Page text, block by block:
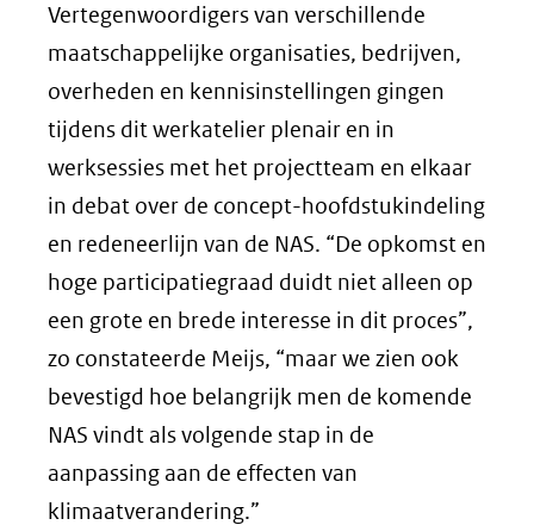
Vertegenwoordigers van verschillende
maatschappelijke organisaties, bedrijven,
overheden en kennisinstellingen gingen
tijdens dit werkatelier plenair en in
werksessies met het projectteam en elkaar
in debat over de concept-hoofdstukindeling
en redeneerlijn van de NAS. “De opkomst en
hoge participatiegraad duidt niet alleen op
een grote en brede interesse in dit proces”,
zo constateerde Meijs, “maar we zien ook
bevestigd hoe belangrijk men de komende
NAS vindt als volgende stap in de
aanpassing aan de effecten van
klimaatverandering.”